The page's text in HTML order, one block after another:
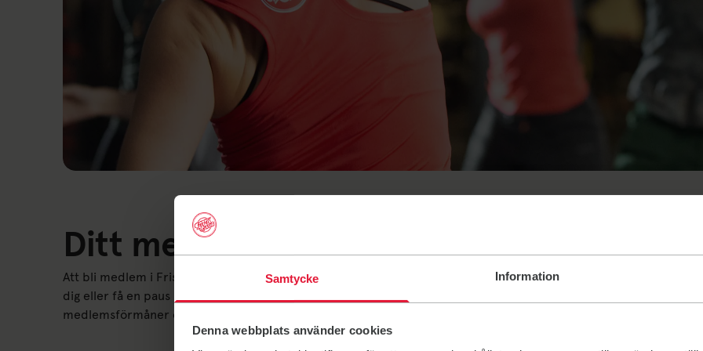
Samtycke Information
Denna webbplats använder cookies
Ditt medlemskap i Friskis Laholm
Att bli medlem i Friskis är mer än att fixa ett träningskort. Oavsett om du vill träna för att må bättre, utmana
dig eller få en paus i vardagen kan du hitta din grej hos oss. Som medlem får du också tillgång till fina
medlemsförmåner och träningsappen Friskis Go. Välkommen!